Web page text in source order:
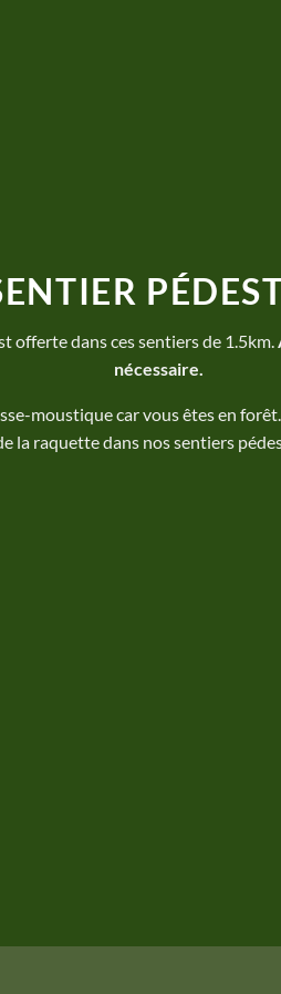
offerte dans ces sentiers de 1.5km.
nécessaire.
moustique car vous êtes en
la raquette dans nos sentiers